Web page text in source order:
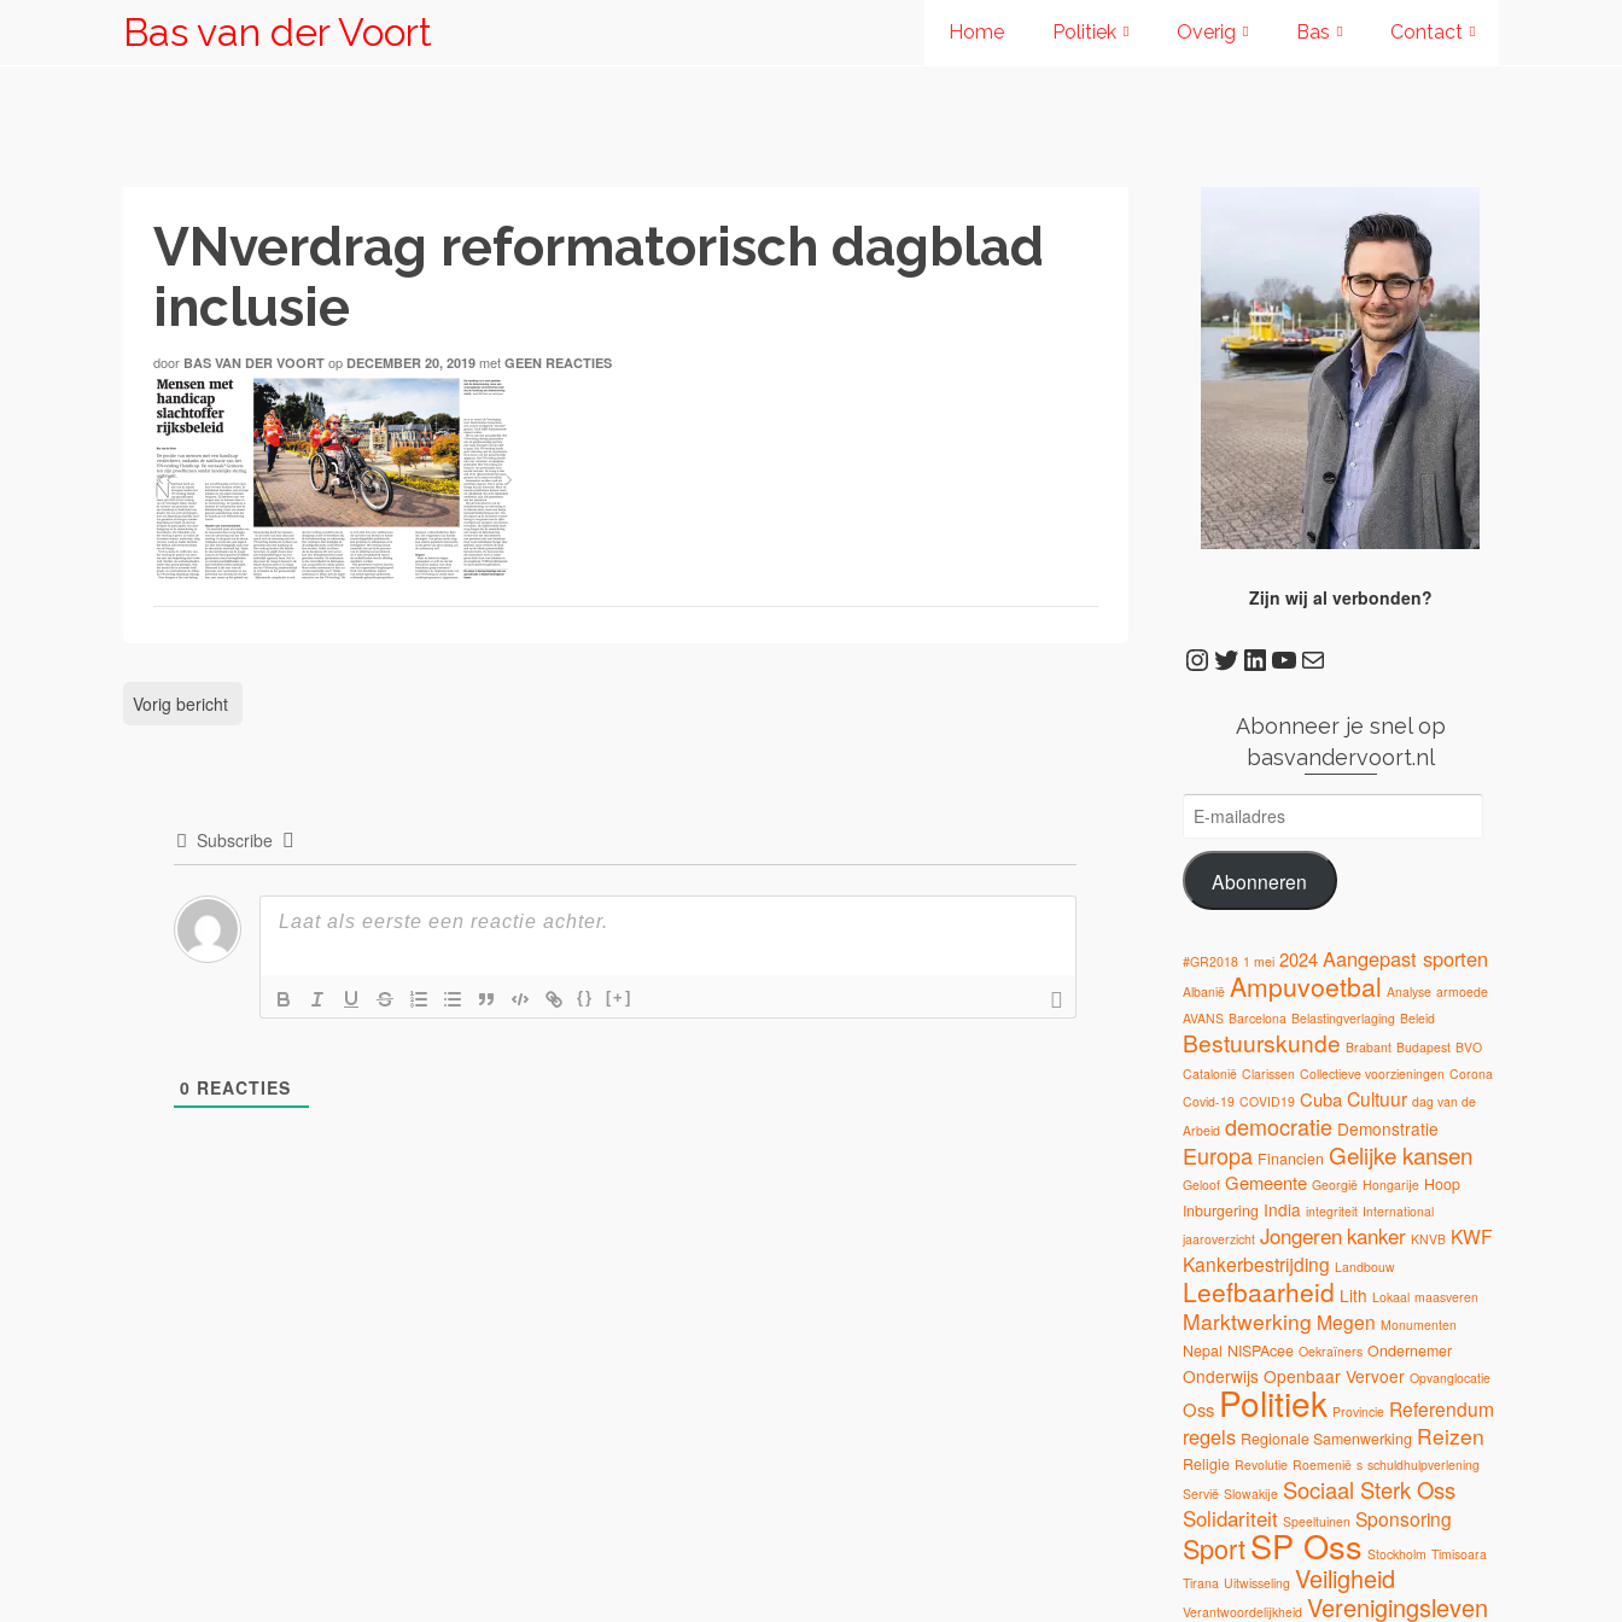
Bas van der Voort Home Politiek Overig Bas Contact
VNverdrag reformatorisch dagblad
inclusie
door BAS VAN DER VOORT op DECEMBER 20, 2019 met GEEN REACTIES
Vorig bericht
Subscribe
{} [+]
0 REACTIES
Zijn wij al verbonden?
Instagram
Twitter
LinkedIn
YouTube
E-mail
Abonneer je snel op
basvandervoort.nl
E-
mailadres
Abonneren
#GR2018 1 mei 2024 Aangepast sporten
Albanië Ampuvoetbal Analyse armoede
AVANS Barcelona Belastingverlaging Beleid
Bestuurskunde Brabant Budapest BVO
Catalonië Clarissen Collectieve voorzieningen Corona
Covid-19 COVID19 Cuba Cultuur dag van de
Arbeid democratie Demonstratie
Europa Financien Gelijke kansen
Geloof Gemeente Georgië Hongarije Hoop
Inburgering India integriteit International
jaaroverzicht Jongeren kanker KNVB KWF
Kankerbestrijding Landbouw
Leefbaarheid Lith Lokaal maasveren
Marktwerking Megen Monumenten
Nepal NISPAcee Oekraïners Ondernemer
Onderwijs Openbaar Vervoer Opvanglocatie
Oss Politiek Provincie Referendum
regels Regionale Samenwerking Reizen
Religie Revolutie Roemenië s schuldhulpverlening
Servië Slowakije Sociaal Sterk Oss
Solidariteit Speeltuinen Sponsoring
SportSP Oss Stockholm Timisoara
Tirana Uitwisseling Veiligheid
Verantwoordelijkheid Verenigingsleven